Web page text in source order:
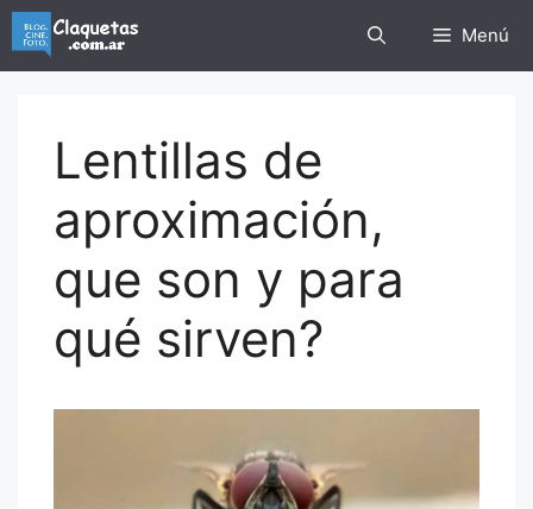
Saltar
contenido
Menú
Lentillas de
aproximación,
que son y para
qué sirven?